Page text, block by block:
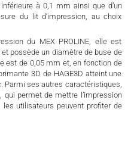
à 0,1 mm ainsi que d’un
du lit d’impression, au choix
du MEX PROLINE, elle est
possède un diamètre de buse de
est de 0,05 mm et, en fonction de
3D de HAGE3D atteint une
Parmi ses autres caractéristiques,
qui permet de mettre l’impression
utilisateurs peuvent profiter de